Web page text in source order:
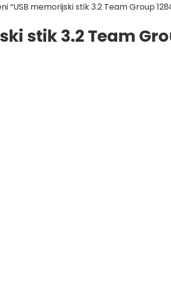
“USB memorijski stik 3.2 Team Group
stik 3.2 Team